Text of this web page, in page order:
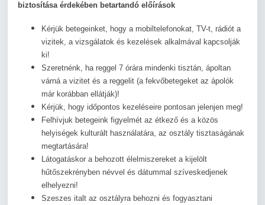
biztosítása érdekében betartandó előírások
Kérjük betegeinket, hogy a mobiltelefonokat, TV-t, rádiót a
vizitek, a vizsgálatok és kezelések alkalmával kapcsolják
ki!
Szeretnénk, ha reggel 7 órára mindenki tisztán, ápoltan
várná a vizitet és a reggelit (a fekvőbetegeket az ápolók
már korábban ellátják)!
Kérjük, hogy időpontos kezeléseire pontosan jelenjen meg!
Felhívjuk betegeink figyelmét az étkező és a közös
helyiségek kulturált használatára, az osztály tisztaságának
megtartására!
Látogatáskor a behozott élelmiszereket a kijelölt
hűtőszekrényben névvel és dátummal szíveskedjenek
elhelyezni!
Szeszes italt az osztályra behozni és fogyasztani